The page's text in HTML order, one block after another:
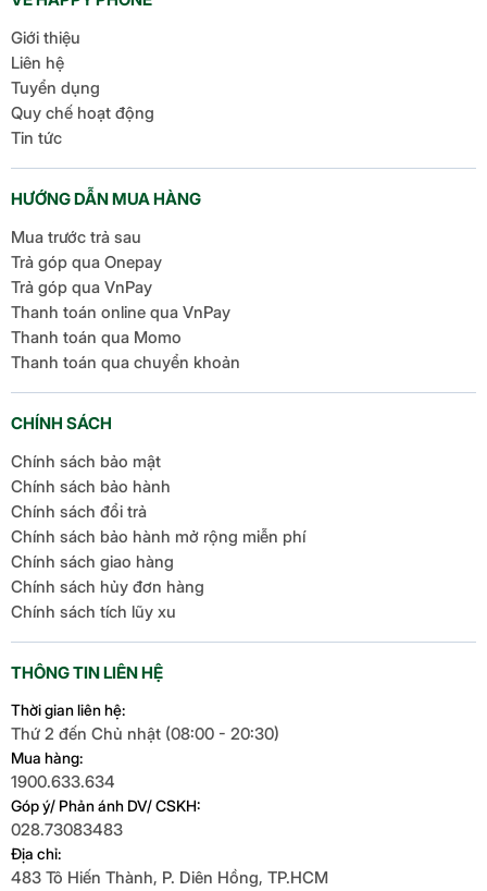
Giới thiệu
Liên hệ
Tuyển dụng
Quy chế hoạt động
Tin tức
HƯỚNG DẪN MUA HÀNG
Mua trước trả sau
Trả góp qua Onepay
Trả góp qua VnPay
Thanh toán online qua VnPay
Thanh toán qua Momo
Thanh toán qua chuyển khoản
CHÍNH SÁCH
Chính sách bảo mật
Chính sách bảo hành
Chính sách đổi trả
Chính sách bảo hành mở rộng miễn phí
Chính sách giao hàng
Chính sách hủy đơn hàng
Chính sách tích lũy xu
THÔNG TIN LIÊN HỆ
Thời gian liên hệ:
Thứ 2 đến Chủ nhật (08:00 - 20:30)
Mua hàng:
1900.633.634
Góp ý/ Phản ánh DV/ CSKH:
028.73083483
Địa chỉ:
483 Tô Hiến Thành, P. Diên Hồng, TP.HCM